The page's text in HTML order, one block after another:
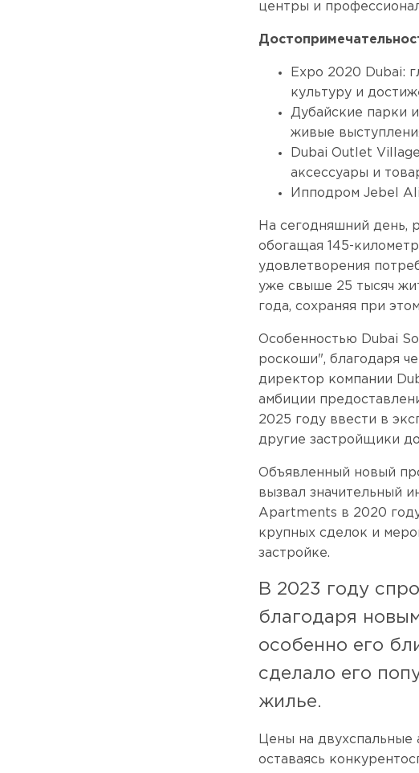
центры и
Expo 2020 Dubai:
культуру и
Дубайские парки
живые
Dubai Outlet
аксессуары и
Ипподром Jebel Ali
На сегодняшний день,
обогащая 145-
удовлетворения
уже свыше 25 тысяч
года, сохраняя при
Особенностью Dubai
роскоши", благодаря
директор компании
амбиции
2025 году ввести в
другие застройщики
Объявленный новый
вызвал значительный
Apartments в 2020
крупных сделок и
застройке.
В 2023 году
благодаря
особенно его
сделало его
жилье.
Цены на
оставаясь